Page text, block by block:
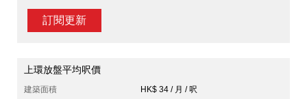
訂閱更新
上環放盤平均呎價
建築面積
HK$ 34 / 月 / 呎